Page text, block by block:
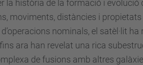
la història de la formació i evolució
moviments, distàncies i
nominals, el satèl·lit ha
ara han revelat una rica
de fusions amb altres